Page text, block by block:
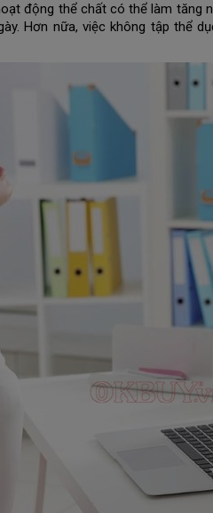
động thể chất có thể làm tăng
Hơn nữa, việc không tập thể